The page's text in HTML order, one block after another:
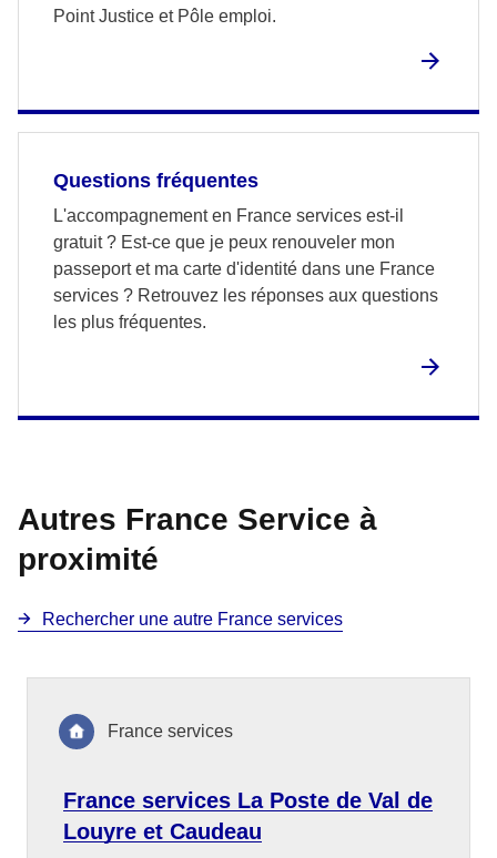
Point Justice et Pôle emploi.
Questions fréquentes
L'accompagnement en France services est-il
gratuit ? Est-ce que je peux renouveler mon
passeport et ma carte d'identité dans une France
services ? Retrouvez les réponses aux questions
les plus fréquentes.
Autres France Service à
proximité
Rechercher une autre France services
France services La Poste de Val de
Louyre et Caudeau
France services